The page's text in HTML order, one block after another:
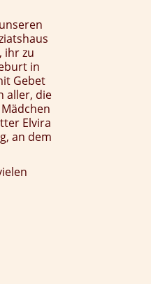
ihr zu
in
Gebet
aller, die
Elvira
an dem